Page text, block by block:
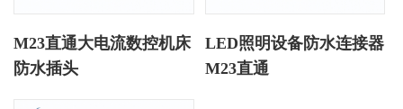
M23直通大电流数控机床
防水插头
LED照明设备防水连接器
M23直通